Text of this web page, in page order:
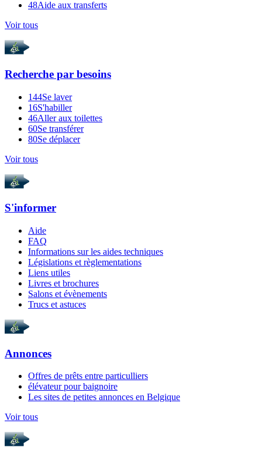
48Aide aux transferts
Voir tous
Recherche par besoins
144Se laver
16S'habiller
46Aller aux toilettes
60Se transférer
80Se déplacer
Voir tous
S'informer
Aide
FAQ
Informations sur les aides techniques
Législations et règlementations
Liens utiles
Livres et brochures
Salons et évènements
Trucs et astuces
Annonces
Offres de prêts entre particulliers
élévateur pour baignoire
Les sites de petites annonces en Belgique
Voir tous